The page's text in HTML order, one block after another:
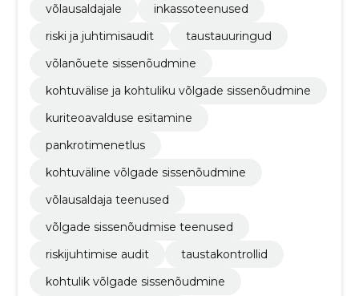
võlausaldajale
inkassoteenused
riski ja juhtimisaudit
taustauuringud
võlanõuete sissenõudmine
kohtuvälise ja kohtuliku võlgade sissenõudmine
kuriteoavalduse esitamine
pankrotimenetlus
kohtuväline võlgade sissenõudmine
võlausaldaja teenused
võlgade sissenõudmise teenused
riskijuhtimise audit
taustakontrollid
kohtulik võlgade sissenõudmine